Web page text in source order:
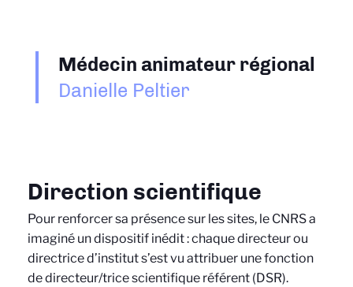
Médecin animateur régional
Danielle Peltier
Direction scientifique
Pour renforcer sa présence sur les sites, le CNRS a
imaginé un dispositif inédit : chaque directeur ou
directrice d’institut s’est vu attribuer une fonction
de directeur/trice scientifique référent (DSR).